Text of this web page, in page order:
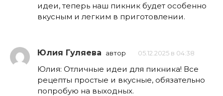
идеи, теперь наш пикник будет особенно
вкусным и легким в приготовлении.
Юлия Гуляева автор 05.12.2025 в 04:38
Юлия: Отличные идеи для пикника! Все
рецепты простые и вкусные, обязательно
попробую на выходных.